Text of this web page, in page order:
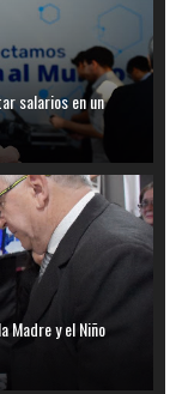
salarios en un
Madre y el Niño